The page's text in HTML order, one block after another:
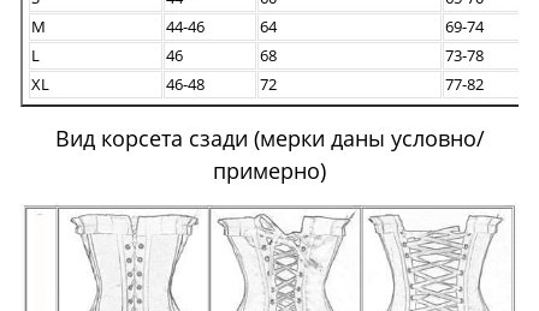
M
44-46 64
69-74
L
46 68
73-78
XL
46-48 72 77-82
Вид корсета сзади (мерки даны условно/
примерно)